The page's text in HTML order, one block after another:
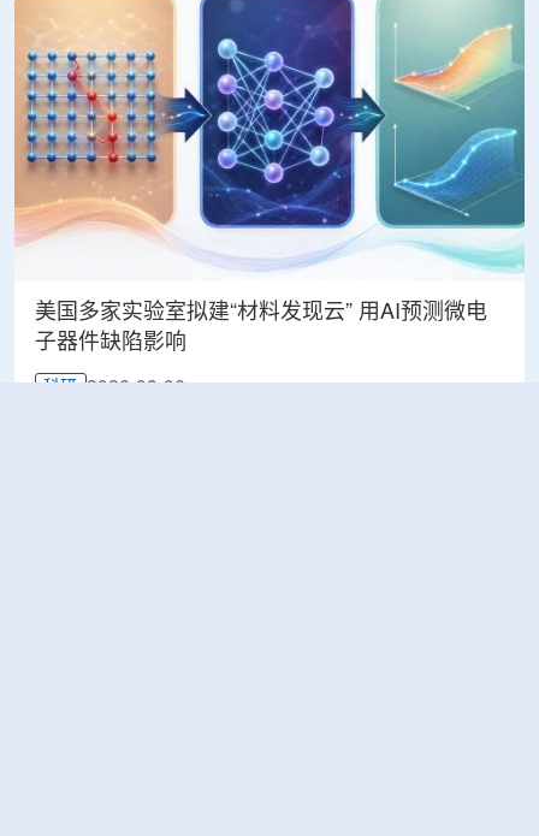
美国多家实验室拟建“材料发现云” 用AI预测微电
子器件缺陷影响
科研 2026-08-06